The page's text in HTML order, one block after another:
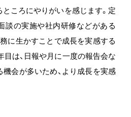
ころにやりがいを感じます。定
談の実施や社内研修などがある
に生かすことで成長を実感する
目は、日報や月に一度の報告会な
会が多いため、より成長を実感